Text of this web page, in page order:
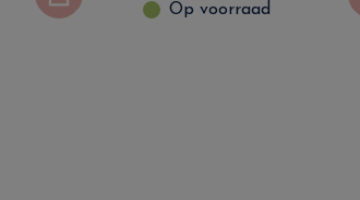
Op voorraad